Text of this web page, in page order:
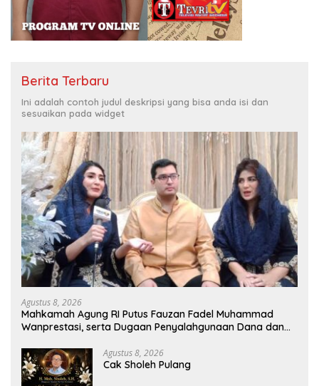
Berita Terbaru
Ini adalah contoh judul deskripsi yang bisa anda isi dan
sesuaikan pada widget
Agustus 8, 2026
Mahkamah Agung RI Putus Fauzan Fadel Muhammad
Wanprestasi, serta Dugaan Penyalahgunaan Dana dan
Agustus 8, 2026
Cak Sholeh Pulang